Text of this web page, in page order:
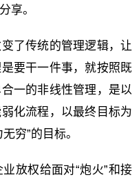
享。
了传统的管理逻辑，让
要干一件事，就按照既
一的非线性管理，是以
化流程，以最终目标为
穷”的目标。
放权给面对“炮火”和接